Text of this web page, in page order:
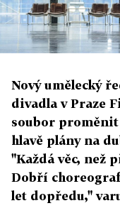
Nový umělecký
divadla v Praze
soubor proměnit
hlavě plány na
"Každá věc, než
Dobří
let dopředu,"